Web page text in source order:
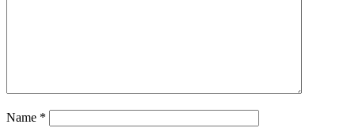
Name *